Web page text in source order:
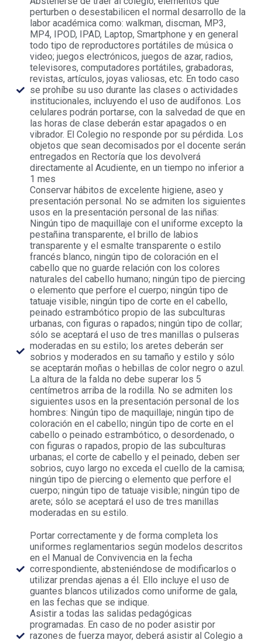
perturben o desestabilicen el normal desarrollo de la
labor académica como: walkman, discman, MP3,
MP4, IPOD, IPAD, Laptop, Smartphone y en general
todo tipo de reproductores portátiles de música o
video; juegos electrónicos, juegos de azar, radios,
televisores, computadores portátiles, grabadoras,
revistas, artículos, joyas valiosas, etc. En todo caso
se prohíbe su uso durante las clases o actividades
institucionales, incluyendo el uso de audífonos. Los
celulares podrán portarse, con la salvedad de que en
las horas de clase deberán estar apagados o en
vibrador. El Colegio no responde por su pérdida. Los
objetos que sean decomisados por el docente serán
entregados en Rectoría que los devolverá
directamente al Acudiente, en un tiempo no inferior a
1 mes
Conservar hábitos de excelente higiene, aseo y
presentación personal. No se admiten los siguientes
usos en la presentación personal de las niñas:
Ningún tipo de maquillaje con el uniforme excepto la
pestañina transparente, el brillo de labios
transparente y el esmalte transparente o estilo
francés blanco, ningún tipo de coloración en el
cabello que no guarde relación con los colores
naturales del cabello humano; ningún tipo de piercing
o elemento que perfore el cuerpo; ningún tipo de
tatuaje visible; ningún tipo de corte en el cabello,
peinado estrambótico propio de las subculturas
urbanas, con figuras o rapados; ningún tipo de collar;
sólo se aceptará el uso de tres manillas o pulseras
moderadas en su estilo; los aretes deberán ser
sobrios y moderados en su tamaño y estilo y sólo
se aceptarán moñas o hebillas de color negro o azul.
La altura de la falda no debe superar los 5
centímetros arriba de la rodilla. No se admiten los
siguientes usos en la presentación personal de los
hombres: Ningún tipo de maquillaje; ningún tipo de
coloración en el cabello; ningún tipo de corte en el
cabello o peinado estrambótico, o desordenado, o
con figuras o rapados, propio de las subculturas
urbanas; el corte de cabello y el peinado, deben ser
sobrios, cuyo largo no exceda el cuello de la camisa;
ningún tipo de piercing o elemento que perfore el
cuerpo; ningún tipo de tatuaje visible; ningún tipo de
arete; sólo se aceptará el uso de tres manillas
moderadas en su estilo.
Portar correctamente y de forma completa los
uniformes reglamentarios según modelos descritos
en el Manual de Convivencia en la fecha
correspondiente, absteniéndose de modificarlos o
utilizar prendas ajenas a él. Ello incluye el uso de
guantes blancos utilizados como uniforme de gala,
en las fechas que se indique.
Asistir a todas las salidas pedagógicas
programadas. En caso de no poder asistir por
razones de fuerza mayor, deberá asistir al Colegio a